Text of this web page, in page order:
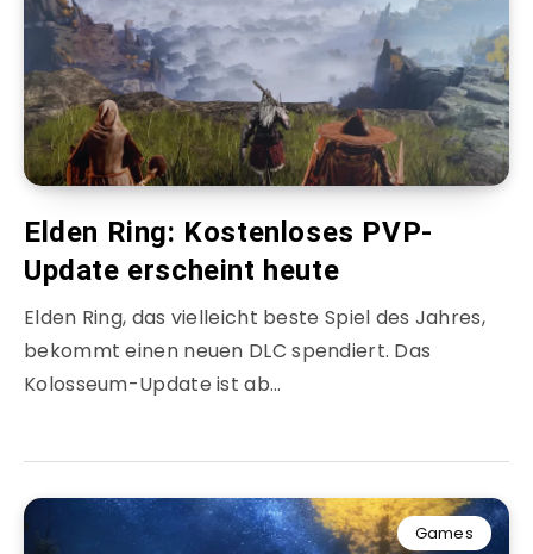
Elden Ring: Kostenloses PVP-
Update erscheint heute
Elden Ring, das vielleicht beste Spiel des Jahres,
bekommt einen neuen DLC spendiert. Das
Kolosseum-Update ist ab…
Games